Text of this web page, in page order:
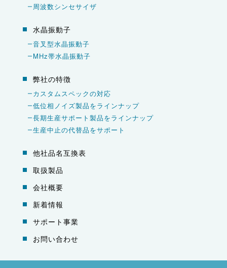
周波数シンセサイザ
水晶振動子
音叉型水晶振動子
MHz帯水晶振動子
弊社の特徴
カスタムスペックの対応
低位相ノイズ製品をラインナップ
長期生産サポート製品をラインナップ
生産中止の代替品をサポート
他社品名互換表
取扱製品
会社概要
新着情報
サポート事業
お問い合わせ